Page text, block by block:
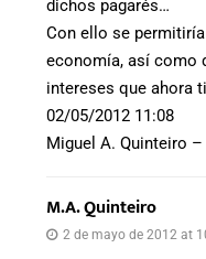
dichos pagarés…
Con ello se
economía, así como
intereses que ahora
02/05/2012 11:08
Miguel A. Quinteiro –
M.A. Quinteiro
2 de mayo de 2012 at